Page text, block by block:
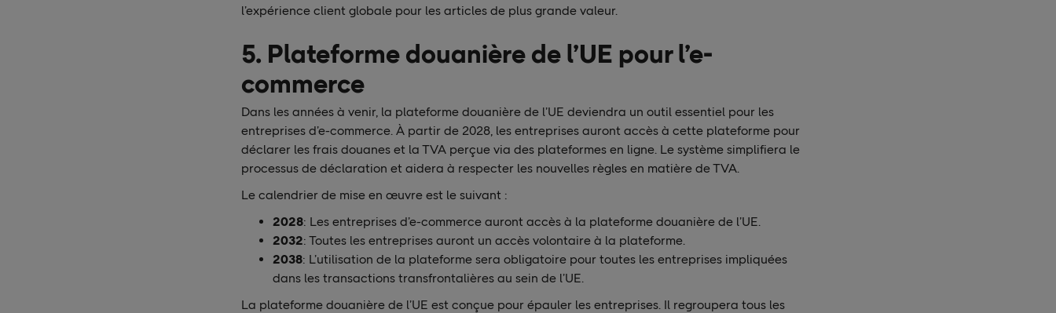
l’expérience client globale pour les articles de plus grande valeur.
5. Plateforme douanière de l’UE pour l’e-
commerce
Dans les années à venir, la plateforme douanière de l’UE deviendra un outil essentiel pour les
entreprises d’e-commerce. À partir de 2028, les entreprises auront accès à cette plateforme pour
déclarer les frais douanes et la TVA perçue via des plateformes en ligne. Le système simplifiera le
processus de déclaration et aidera à respecter les nouvelles règles en matière de TVA.
Le calendrier de mise en œuvre est le suivant :
2028: Les entreprises d’e-commerce auront accès à la plateforme douanière de l’UE.
2032: Toutes les entreprises auront un accès volontaire à la plateforme.
2038: L’utilisation de la plateforme sera obligatoire pour toutes les entreprises impliquées
dans les transactions transfrontalières au sein de l’UE.
La plateforme douanière de l’UE est conçue pour épauler les entreprises. Il regroupera tous les